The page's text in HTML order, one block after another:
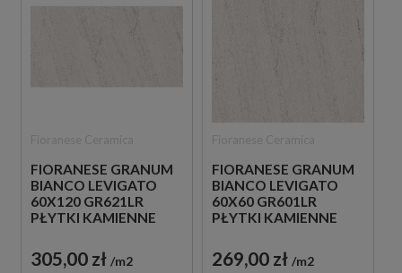
FIORANESE GRANUM
BIANCO LEVIGATO
60X120 GR621LR
PŁYTKI KAMIENNE
305,00 zł m2
FIORANESE GRANUM
BIANCO LEVIGATO
60X60 GR601LR
PŁYTKI KAMIENNE
269,00 zł m2